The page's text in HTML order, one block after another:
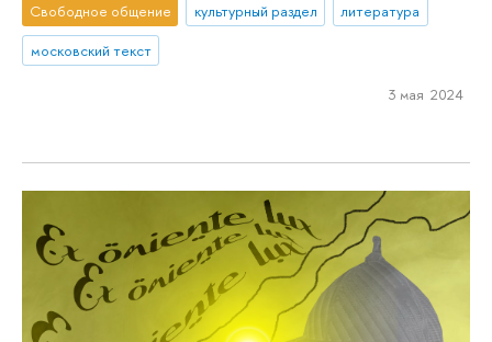
Свободное общение культурный раздел
литература
московский текст
3 мая 2024